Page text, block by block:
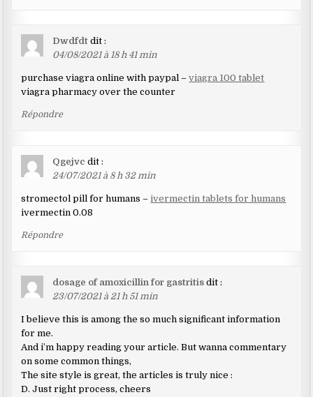
Dwdfdt dit :
04/08/2021 à 18 h 41 min
purchase viagra online with paypal –viagra 100 tablet
viagra pharmacy over the counter
Répondre
Qgejvc dit :
24/07/2021 à 8 h 32 min
stromectol pill for humans –ivermectin tablets for humans
ivermectin 0.08
Répondre
dosage of amoxicillin for gastritis dit :
23/07/2021 à 21 h 51 min
I believe this is among the so much significant information
for me.
And i’m happy reading your article. But wanna commentary
on some common things,
The site style is great, the articles is truly nice :
D. Just right process, cheers